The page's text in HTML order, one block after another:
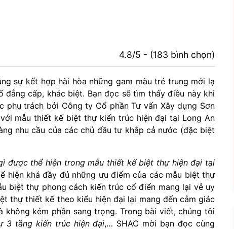
4.8/5 - (183 bình chọn)
sự kết hợp hài hòa những gam màu trẻ trung mới lạ
cấp, khác biệt. Bạn đọc sẽ tìm thấy điều này khi
trách bởi Công ty Cổ phần Tư vấn Xây dựng Sơn
mẫu thiết kế biệt thự kiến trúc hiện đại tại Long An
nhu cầu của các chủ đầu tư khắp cả nước (đặc biệt
được thể hiện trong mẫu thiết kế biệt thự hiện đại tại
khá đầy đủ những ưu điểm của các mẫu biệt thự
biệt thự phong cách kiến trúc cổ điển mang lại vẻ uy
thự thiết kế theo kiểu hiện đại lại mang đến cảm giác
kém phần sang trọng. Trong bài viết, chúng tôi
3 tầng kiến trúc hiện đại,… SHAC mời bạn đọc cùng